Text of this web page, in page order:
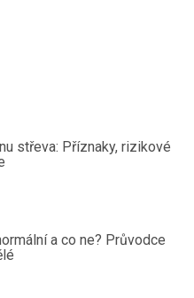
střeva: Příznaky, rizikové
a co ne? Průvodce